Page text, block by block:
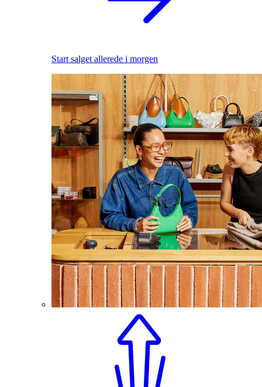
Start salget allerede i morgen